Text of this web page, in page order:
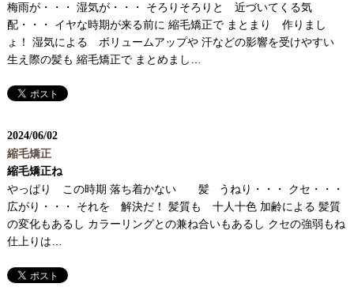
梅雨が・・・ 湿気が・・・ そろりそろりと 近づいてくる気
配・・・ イヤな時期が来る前に 縮毛矯正で まとまり 作りまし
ょ！ 湿気による ボリュームアップや 汗などの影響を受けやすい
生え際の髪も 縮毛矯正で まとめまし…
2024/06/02
縮毛矯正
縮毛矯正ね
やっぱり この時期 落ち着かない 髪 うねり・・・ クセ・・・
広がり・・・ それを 解決だ！ 髪質も 十人十色 加齢による 髪質
の変化もあるし カラーリングとの兼ね合いもあるし クセの強弱もね
仕上りは…